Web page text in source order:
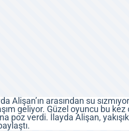
Alişan’ın arasından su
geliyor. Güzel oyuncu bu kez
poz verdi. İlayda Alişan,